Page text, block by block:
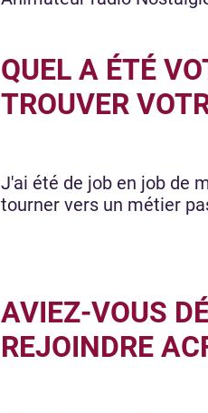
QUEL A ÉTÉ
TROUVER
J'ai été de job en job de
tourner vers un métier
AVIEZ-VOUS
REJOINDRE